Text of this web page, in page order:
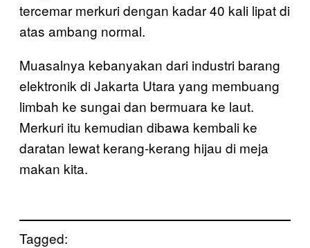
tercemar merkuri dengan kadar 40 kali lipat di
atas ambang normal.
Muasalnya kebanyakan dari industri barang
elektronik di Jakarta Utara yang membuang
limbah ke sungai dan bermuara ke laut.
Merkuri itu kemudian dibawa kembali ke
daratan lewat kerang-kerang hijau di meja
makan kita.
Tagged: